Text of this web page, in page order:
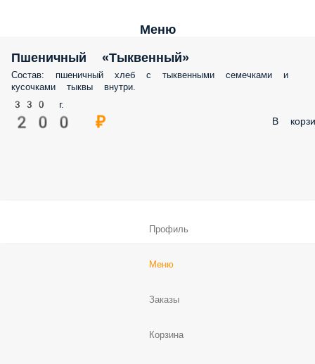
Меню
Пшеничный «Тыквенный»
Состав: пшеничный хлеб с тыквенными семечками и
кусочками тыквы внутри.
330 г.
200 ₽ В
Профиль
Меню
Заказы
Корзина